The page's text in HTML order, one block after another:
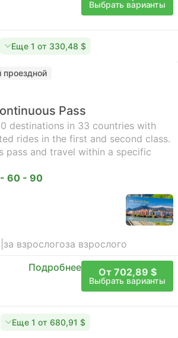
Выбрать варианты
Еще 1 от 330,48 $
Pass
destinations in 33 countries with
rides in the first and second class.
pass and travel within a specific
60 - 90
за взрослогоза взрослого
Подробнее От 702,89 $
Выбрать варианты
Еще 1 от 680,91 $